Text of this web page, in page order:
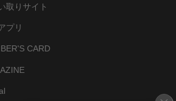
取りサイト
プリ
CARD